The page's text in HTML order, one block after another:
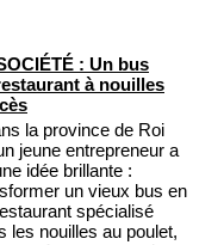
: Un bus
à nouilles
la province de Roi
jeune entrepreneur a
idée brillante :
un vieux bus en
spécialisé
les nouilles au poulet,